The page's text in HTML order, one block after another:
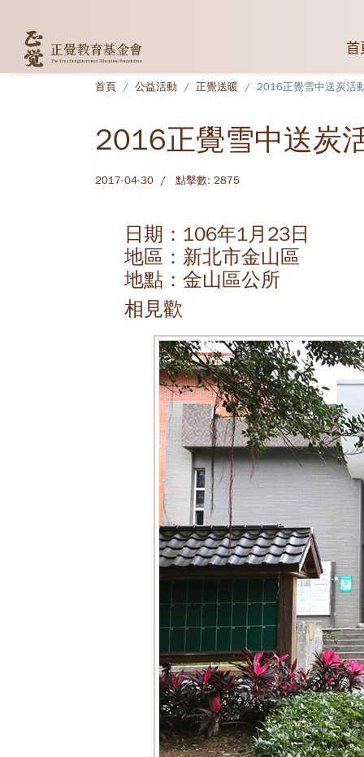
首
首頁 公益活動 正覺送暖 2016正覺雪中送炭活
2016正覺雪中送炭
2017-04-30 點擊數: 2875
日期：106年1月23日
地區：新北市金山區
地點：金山區公所
相見歡